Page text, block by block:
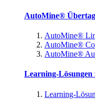
AutoMine®
AutoMine®
AutoMine®
AutoMine®
Learning-
Learning-